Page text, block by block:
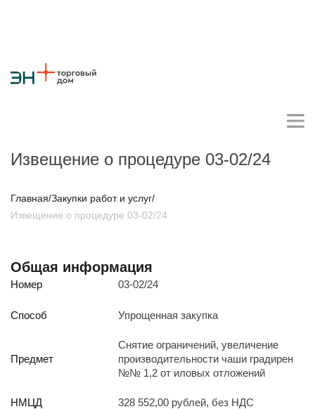
Стратегия
Карьера
Противодействие коррупции
Закупки товаров
Реализация непрофильных активов
Извещение о процедуре 03-02/24
Главная/Закупки работ и услуг/
Извещение о процедуре 03-02/24
Общая информация
Номер 03-02/24
Способ Упрощенная закупка
Предмет
Снятие ограничений, увеличение
производительности чаши градирен
№№ 1,2 от иловых отложений
НМЦД 328 552,00 рублей, без НДС